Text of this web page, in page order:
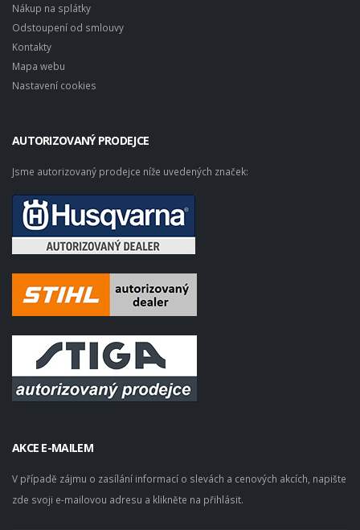
Nákup na splátky
Odstoupení od smlouvy
Kontakty
Mapa webu
Nastavení cookies
AUTORIZOVANÝ PRODEJCE
Jsme autorizovaný prodejce níže uvedených značek:
AKCE E-MAILEM
V případě zájmu o zasílání informací o slevách a cenových akcích, napište
zde svoji e-mailovou adresu a klikněte na přihlásit.